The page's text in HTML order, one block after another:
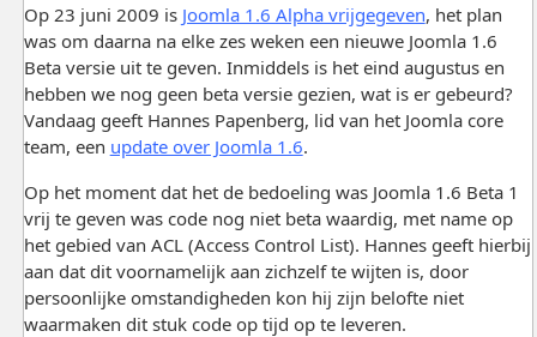
Op 23 juni 2009 is Joomla 1.6 Alpha vrijgegeven, het plan
was om daarna na elke zes weken een nieuwe Joomla 1.6
Beta versie uit te geven. Inmiddels is het eind augustus en
hebben we nog geen beta versie gezien, wat is er gebeurd?
Vandaag geeft Hannes Papenberg, lid van het Joomla core
team, een update over Joomla 1.6.
Op het moment dat het de bedoeling was Joomla 1.6 Beta 1
vrij te geven was code nog niet beta waardig, met name op
het gebied van ACL (Access Control List). Hannes geeft hierbij
aan dat dit voornamelijk aan zichzelf te wijten is, door
persoonlijke omstandigheden kon hij zijn belofte niet
waarmaken dit stuk code op tijd op te leveren.